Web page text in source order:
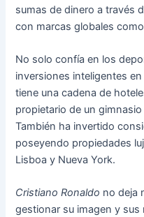
sumas de dinero a través
con marcas globales
No solo confía en los
inversiones inteligentes
tiene una cadena de
propietario de un
También ha invertido
poseyendo propiedades
Lisboa y Nueva York.
Cristiano Ronaldo no deja
gestionar su imagen y